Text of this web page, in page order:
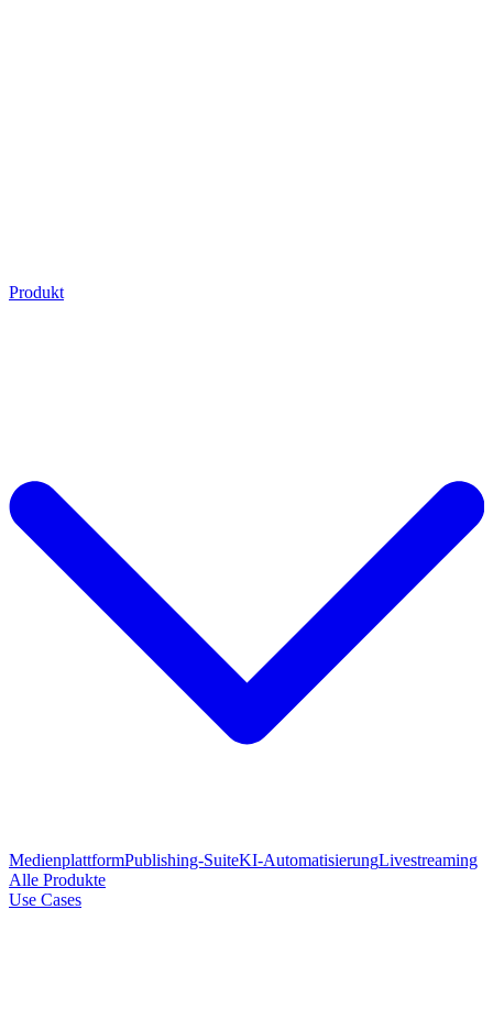
Produkt
MedienplattformPublishing-SuiteKI-AutomatisierungLivestreaming
Alle Produkte
Use Cases